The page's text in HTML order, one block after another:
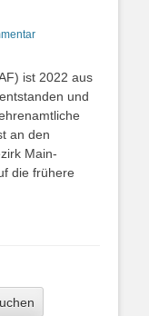
ist 2022 aus
und
an den
Main-
die frühere